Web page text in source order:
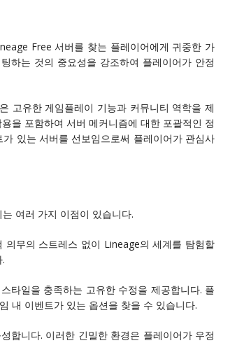
Free 서버를 찾는 플레이어에게 귀중한 가
하는 것의 중요성을 강조하여 플레이어가 안정
고유한 게임플레이 기능과 커뮤니티 역학을 제
을 포함하여 서버 메커니즘에 대한 포괄적인 정
있는 서버를 선보임으로써 플레이어가 관심사
여러 가지 이점이 있습니다.
무의 스트레스 없이 Lineage의 세계를 탐험할
타일을 충족하는 고유한 수정을 제공합니다. 플
내 이벤트가 있는 옵션을 찾을 수 있습니다.
합니다. 이러한 긴밀한 환경은 플레이어가 우정